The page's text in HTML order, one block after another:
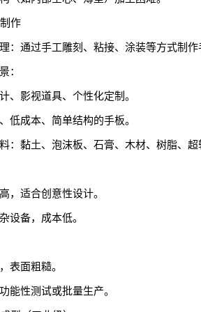
作
：通过手工雕刻、粘接、涂装等方式制作
：
、影视道具、个性化定制。
低成本、简单结构的手板。
：黏土、泡沫板、石膏、木材、树脂、超
，适合创意性设计。
设备，成本低。
表面粗糙。
能性测试或批量生产。